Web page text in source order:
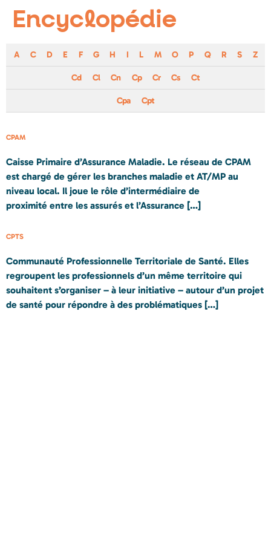
Encyclopédie
A C D E F G H I L M O P Q R S Z
Cd Cl Cn Cp Cr Cs Ct
Cpa Cpt
CPAM
Caisse Primaire d’Assurance Maladie. Le réseau de CPAM
est chargé de gérer les branches maladie et AT/MP au
niveau local. Il joue le rôle d’intermédiaire de
proximité entre les assurés et l’Assurance […]
CPTS
Communauté Professionnelle Territoriale de Santé. Elles
regroupent les professionnels d’un même territoire qui
souhaitent s’organiser – à leur initiative – autour d’un projet
de santé pour répondre à des problématiques […]